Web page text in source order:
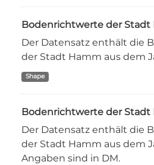
Bodenrichtwerte der Stadt
Der Datensatz enthält die
der Stadt Hamm aus dem
Shape
Bodenrichtwerte der Stadt
Der Datensatz enthält die
der Stadt Hamm aus dem
Angaben sind in DM.